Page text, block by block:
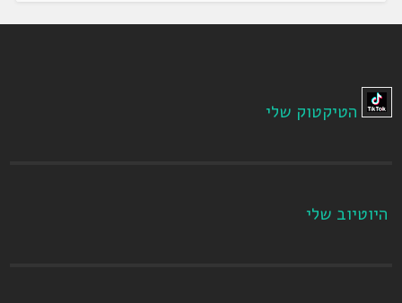
הטיקטוק שלי
היוטיוב שלי